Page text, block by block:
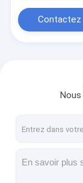
Visite
Contactez